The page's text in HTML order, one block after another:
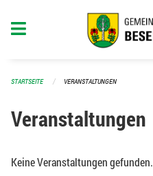
STARTSEITE VERANSTALTUNGEN
Veranstaltungen
Keine Veranstaltungen gefunden.